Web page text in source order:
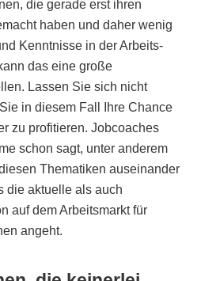
die gerade erst ihren
haben und daher wenig
Kenntnisse in der Arbeits-
das eine große
Lassen Sie sich nicht
in diesem Fall Ihre Chance
zu profitieren. Jobcoaches
schon sagt, unter anderem
Thematiken auseinander
die aktuelle als auch
auf dem Arbeitsmarkt für
angeht.